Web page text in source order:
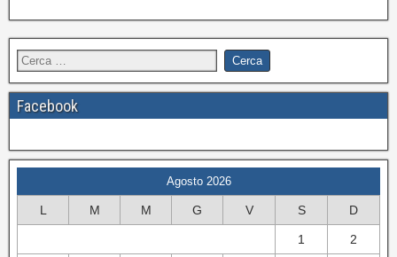
Facebook
Agosto 2026
L M M G V S D
1 2